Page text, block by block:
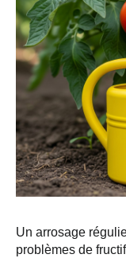
Un arrosage
problèmes de